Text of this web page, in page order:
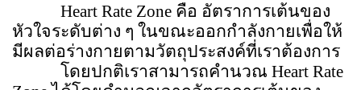
Heart Rate Zone คือ อัตราการเต้นของ
หัวใจระดับต่าง ๆ ในขณะออกกำลังกายเพื่อให้
มีผลต่อร่างกายตามวัตถุประสงค์ที่เราต้องการ
โดยปกติเราสามารถคำนวณ Heart Rate